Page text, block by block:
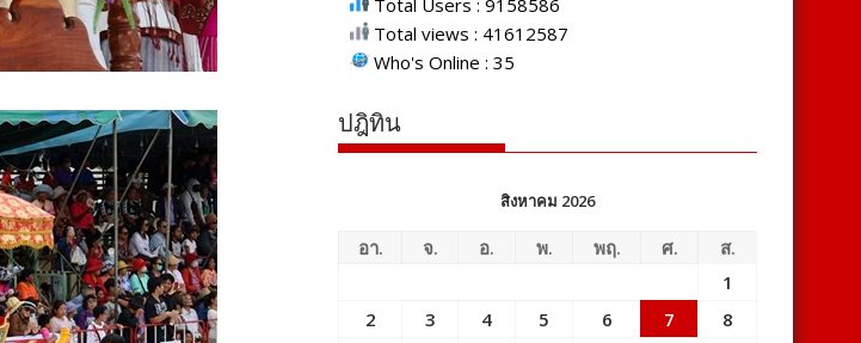
Total Users : 9158586
Total views : 41612587
Who's Online : 35
ปฎิทิน
สิงหาคม 2026
อา. จ. อ. พ. พฤ. ศ.
ส.
1
2
3 4 5 6 7
8